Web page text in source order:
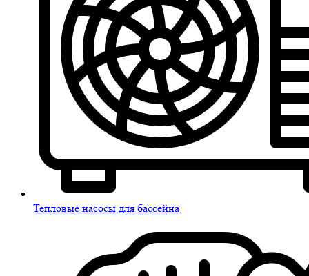
Тепловые насосы для бассейна